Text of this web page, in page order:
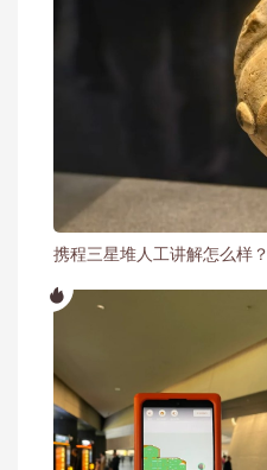
携程三星堆人工讲解怎么样？